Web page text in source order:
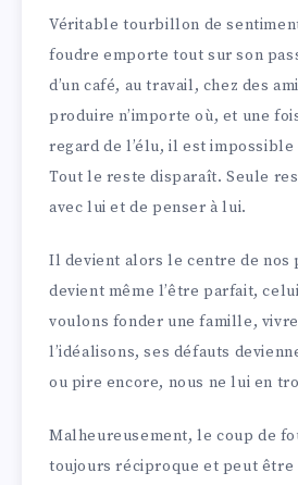
Véritable tourbillon de
foudre emporte tout sur son
d’un café, au travail, chez des
produire n’importe où, et une
regard de l’élu, il est impossible
Tout le reste disparaît. Seule
avec lui et de penser à lui.
Il devient alors le centre de nos
devient même l’être parfait,
voulons fonder une famille,
l’idéalisons, ses défauts
ou pire encore, nous ne lui en
Malheureusement, le coup de
toujours réciproque et peut être